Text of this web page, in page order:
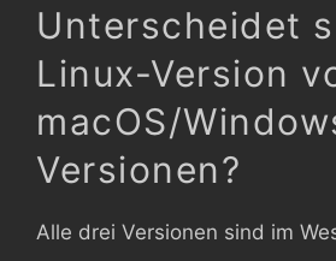
Unterscheidet
Linux-Version
macOS/
Versionen?
Alle drei Versionen sind im